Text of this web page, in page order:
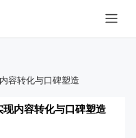
容转化与口碑塑造
内容转化与口碑塑造